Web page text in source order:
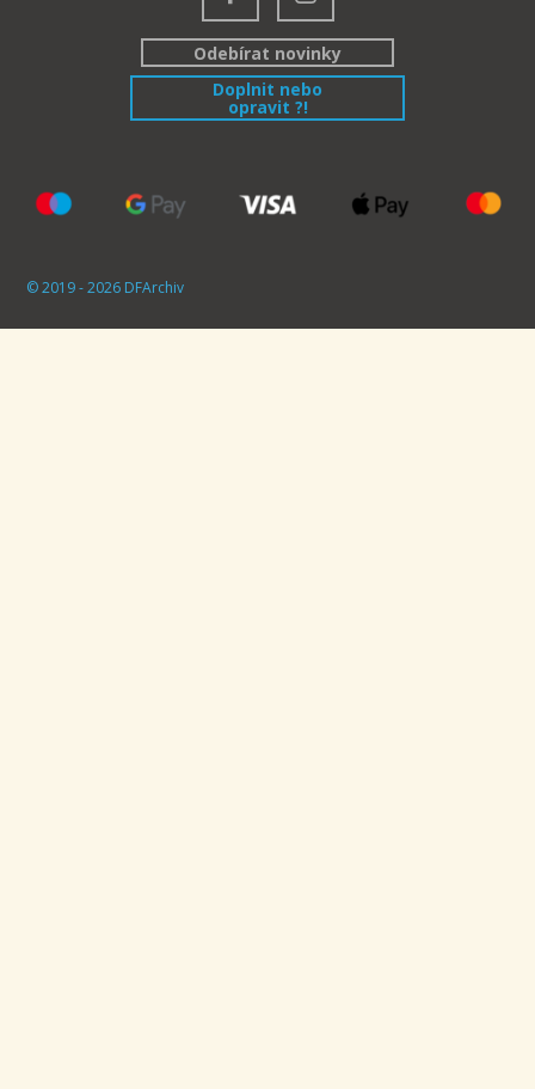
Odebírat novinky
Doplnit nebo
opravit ?!
© 2019 - 2026 DFArchiv